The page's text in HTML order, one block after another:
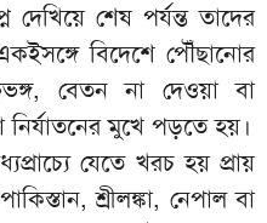
দেখিয়ে শেষ পর্যন্ত তাদের
বিদেশে পৌঁছানোর
বেতন না দেওয়া বা
মুখে পড়তে হয়।
যেতে খরচ হয় প্রায়
শ্রীলঙ্কা, নেপাল বা